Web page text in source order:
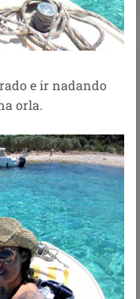
e ir nadando
orla.